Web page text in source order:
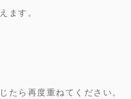
ます。
たら再度重ねてください。